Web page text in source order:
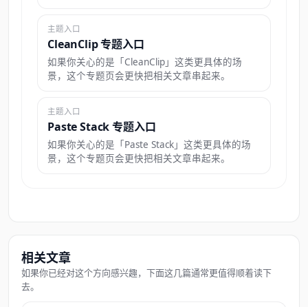
主题入口
CleanClip 专题入口
如果你关心的是「CleanClip」这类更具体的场
景，这个专题页会更快把相关文章串起来。
主题入口
Paste Stack 专题入口
如果你关心的是「Paste Stack」这类更具体的场
景，这个专题页会更快把相关文章串起来。
相关文章
如果你已经对这个方向感兴趣，下面这几篇通常更值得顺着读下
去。